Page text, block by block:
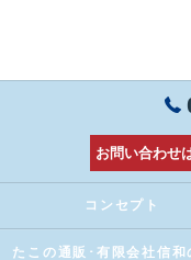
お問い合わせ
コンセプト
たこの通販･有限会社信和